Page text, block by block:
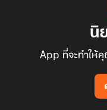
นิ
App ที่จะทำให้